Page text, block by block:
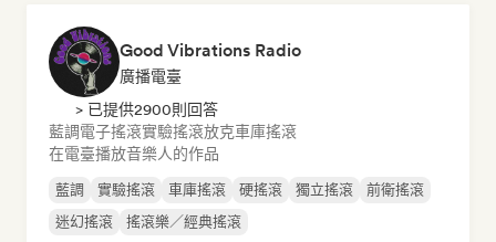
Good Vibrations Radio
廣播電臺
> 已提供2900則回答
藍調電子搖滾實驗搖滾放克車庫搖滾
在電臺播放音樂人的作品
藍調 實驗搖滾 車庫搖滾 硬搖滾 獨立搖滾
前衛搖滾
迷幻搖滾
搖滾樂／經典搖滾